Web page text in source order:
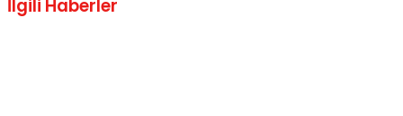
İlgili Haberler